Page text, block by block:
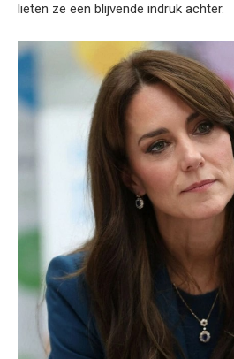
lieten ze een blijvende indruk achter.